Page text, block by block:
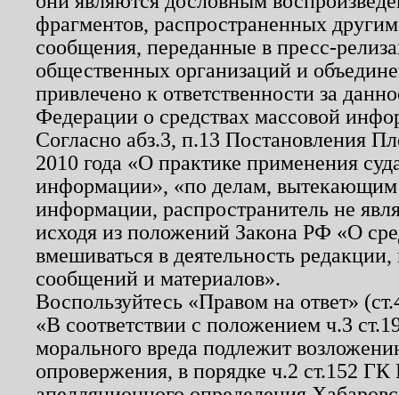
фрагментов, распространенных
сообщения, переданные в пресс-
общественных организаций и
привлечено к ответственности за
Федерации о средствах массовой
Согласно абз.3, п.13 Постановления
2010 года «О практике применения
информации», «по делам, вытекающим
информации, распространитель не
исходя из положений Закона РФ «О
вмешиваться в деятельность
сообщений и материалов».
Воспользуйтесь «Правом на ответ»
«В соответствии с положением ч.3
морального вреда подлежит
опровержения, в порядке ч.2 ст.152